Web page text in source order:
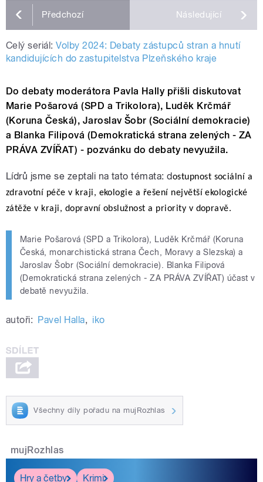
Předchozí Následující
Celý seriál: Volby 2024: Debaty zástupců stran a hnutí
kandidujících do zastupitelstva Plzeňského kraje
Do debaty moderátora Pavla Hally přišli diskutovat
Marie Pošarová (SPD a Trikolora), Luděk Krčmář
(Koruna Česká), Jaroslav Šobr (Sociální demokracie)
a Blanka Filipová (Demokratická strana zelených - ZA
PRÁVA ZVÍŘAT) - pozvánku do debaty nevyužila.
Lídrů jsme se zeptali na tato témata: dostupnost sociální a
zdravotní péče v kraji, ekologie a řešení největší ekologické
zátěže v kraji, dopravní obslužnost a priority v dopravě.
Marie Pošarová (SPD a Trikolora), Luděk Krčmář (Koruna
Česká, monarchistická strana Čech, Moravy a Slezska) a
Jaroslav Šobr (Sociální demokracie). Blanka Filipová
(Demokratická strana zelených - ZA PRÁVA ZVÍŘAT) účast v
debatě nevyužila.
autoři: Pavel Halla, iko
Všechny díly pořadu na mujRozhlas
mujRozhlas
Hry a četby Krimi